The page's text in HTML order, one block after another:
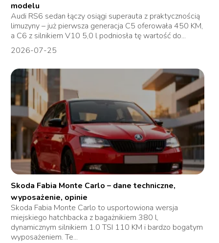
modelu
Audi RS6 sedan łączy osiągi superauta z praktycznością
limuzyny – już pierwsza generacja C5 oferowała 450 KM,
a C6 z silnikiem V10 5,0 l podniosła tę wartość do...
2026-07-25
Skoda Fabia Monte Carlo – dane techniczne,
wyposażenie, opinie
Skoda Fabia Monte Carlo to usportowiona wersja
miejskiego hatchbacka z bagażnikiem 380 l,
dynamicznym silnikiem 1.0 TSI 110 KM i bardzo bogatym
wyposażeniem. Te...